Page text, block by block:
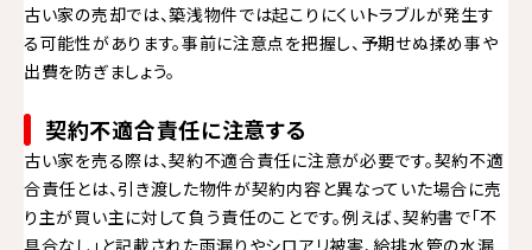
古い家の売却では、築浅物件では起こりにくいトラブルが発生す
る可能性があります。事前に注意点を把握し、予期せぬ揉め事や
出費を防ぎましょう。
契約不適合責任に注意する
古い家を売る際は、契約不適合責任に注意が必要です。契約不適
合責任とは、引き渡した物件が契約内容と異なっていた場合に売
り主が買い主に対して負う責任のことです。例えば、契約書で「不
具合なし」と記載された雨漏りやシロアリ被害、給排水管の水漏